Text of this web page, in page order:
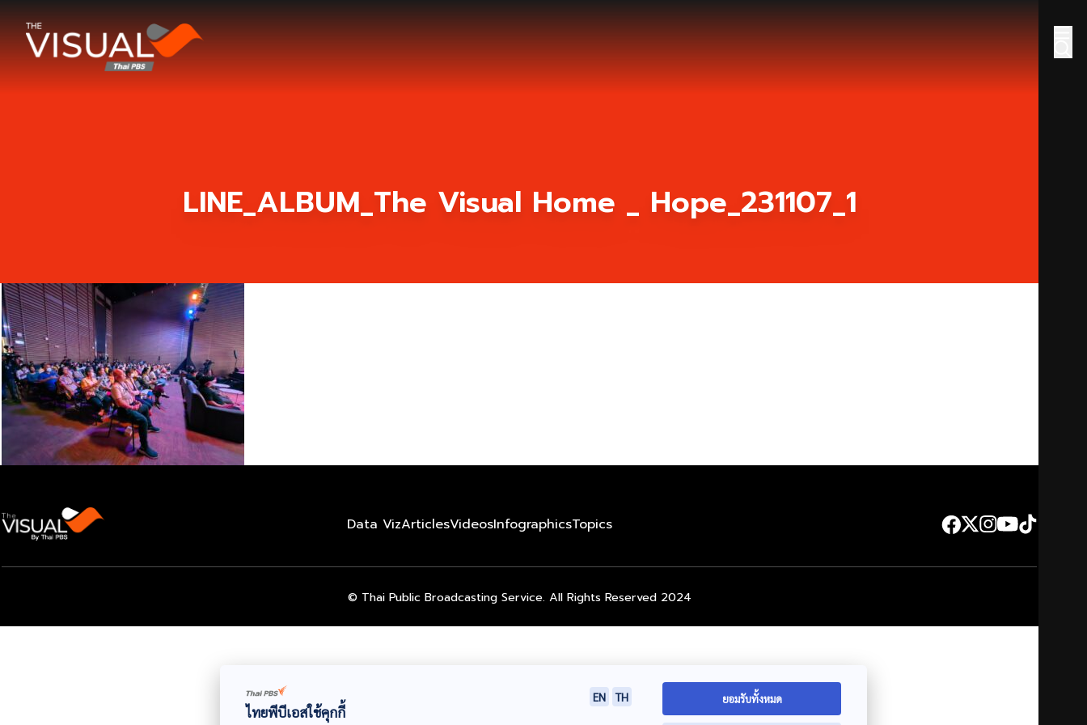
ข้ามไปยังเนื้อหา
LINE_ALBUM_The Visual Home _ Hope_231107_1
Data VizArticlesVideosInfographicsTopics
© Thai Public Broadcasting Service. All Rights Reserved 2024
ไทยพีบีเอสใช้คุกกี้
EN TH ยอมรับทั้งหมด